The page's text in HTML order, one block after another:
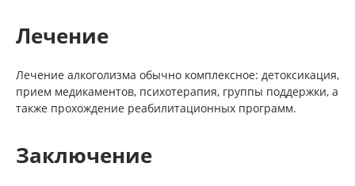
Лечение
Лечение алкоголизма обычно комплексное: детоксикация,
прием медикаментов, психотерапия, группы поддержки, а
также прохождение реабилитационных программ.
Заключение